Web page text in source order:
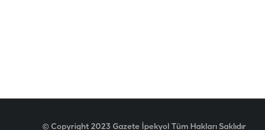
© Copyright 2023 Gazete İpekyol Tüm Hakları Saklıdır